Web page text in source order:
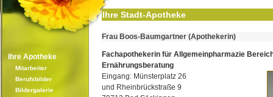
Ihre Apotheke
Mitarbeiter
Berufsbilder
Bildergalerie
Ihre Stadt-Apotheke
Frau Boos-Baumgartner (Apothekerin)
Fachapothekerin für Allgemeinpharmazie
Ernährungsberatung
Eingang: Münsterplatz 26
und Rheinbrückstraße 9